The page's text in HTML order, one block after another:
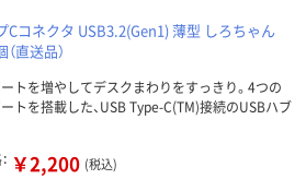
コネクタ USB3.2(Gen1) 薄型 しろちゃん
直送品）
トを増やしてデスクまわりをすっきり。4つの
トを搭載した、USB Type-C(TM)接続のUSBハブ
￥2,200 (税込)